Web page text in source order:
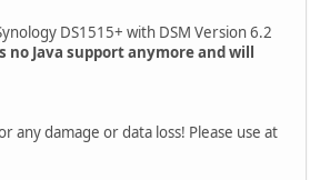
DS1515+ with DSM Version 6.2
no Java support anymore and will
any damage or data loss! Please use at